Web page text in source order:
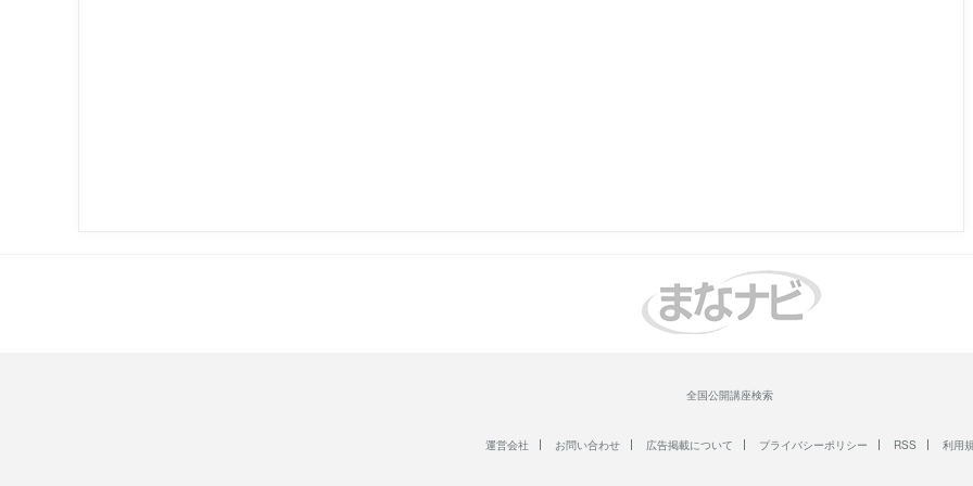
全国公開講座検索
運営会社 お問い合わせ 広告掲載について プライバシーポリシー RSS 利用